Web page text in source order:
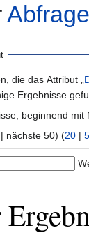
die das Attribut „
Ergebnisse
beginnend
Zeige (vorherige 50 | nächste 50) (20 |